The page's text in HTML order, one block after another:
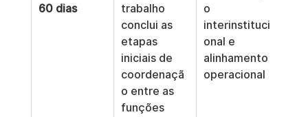
60 dias
trabalho
conclui as
etapas
iniciais de
coordenaçã
o entre as
funções
o
interinstituci
onal e
alinhamento
operacional